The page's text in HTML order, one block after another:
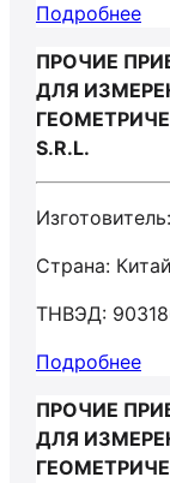
Подробнее
ПРОЧИЕ
ДЛЯ
S.R.L.
Страна: Китай
ТНВЭД:
Подробнее
ПРОЧИЕ
ДЛЯ